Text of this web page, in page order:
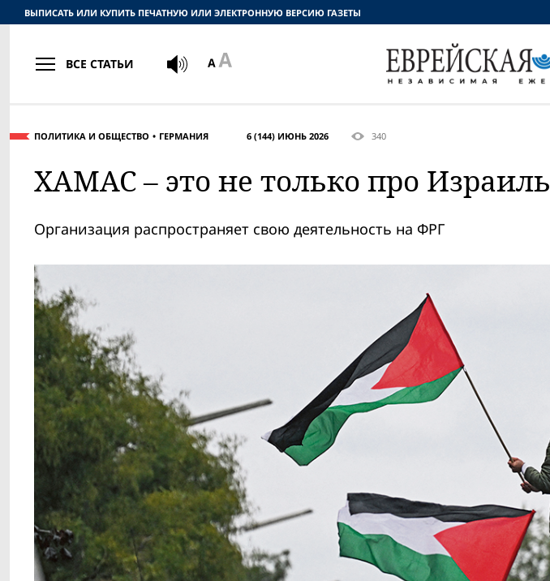
ПОЛИТИКА И ОБЩЕСТВО ГЕРМАНИЯ 6 (144) ИЮНЬ 2026 340
ХАМАС – это не только про Израиль
Организация распространяет свою деятельность на ФРГ
ВЫПИСАТЬ ИЛИ КУПИТЬ ПЕЧАТНУЮ ИЛИ ЭЛЕКТРОННУЮ ВЕРСИЮ ГАЗЕТЫ
ВСЕ СТАТЬИ